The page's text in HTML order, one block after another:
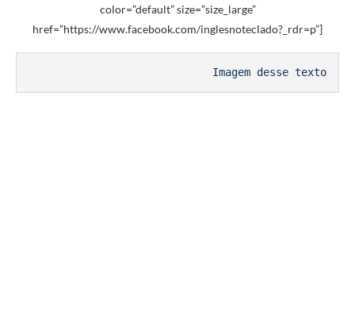
color=”default” size=”size_large”
href=”https://www.facebook.com/inglesnoteclado?_rdr=p”]
Imagem desse texto